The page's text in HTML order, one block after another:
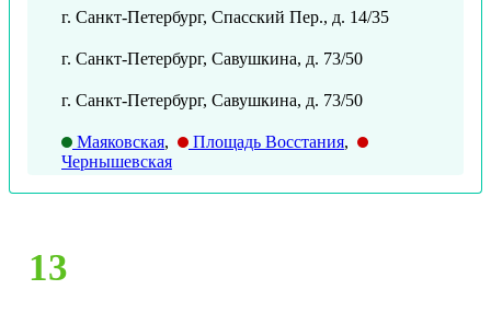
г. Санкт-Петербург, Спасский Пер., д. 14/35
г. Санкт-Петербург, Савушкина, д. 73/50
г. Санкт-Петербург, Савушкина, д. 73/50
Маяковская, Площадь Восстания,
Чернышевская
13